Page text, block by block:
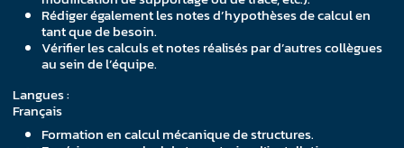
Rédiger également les notes d’hypothèses de calcul en
tant que de besoin.
Vérifier les calculs et notes réalisés par d’autres collègues
au sein de l’équipe.
Langues :
Français
Formation en calcul mécanique de structures.